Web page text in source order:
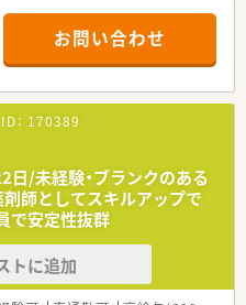
＊
】
歩2分と、通勤に極めて便利な駅
す。
神科など幅広い科目の処方箋を1
薬剤師に加えて、事務スタッフ
。
いて】
補充となっており、安定して長く
す。
という高い意欲を持った前向き
お問い合わせ
： 170389
日/未経験・ブランクのある
師としてスキルアップで
で安定性抜群
トに追加